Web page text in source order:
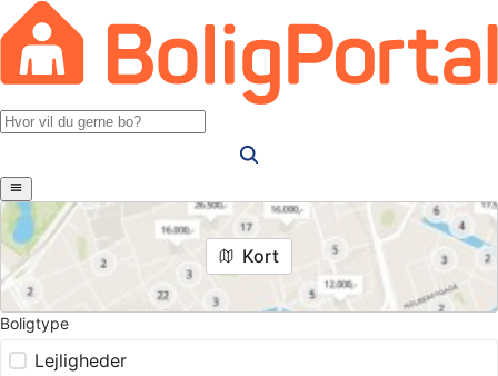
Kort
Boligtype
Lejligheder